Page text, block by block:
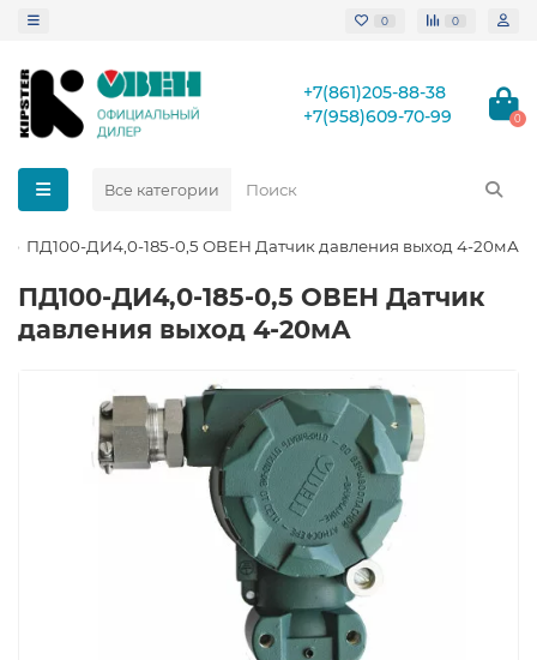
0 0
+7(861)205-88-38
+7(958)609-70-99
0
Все категории
ПД100-ДИ4,0-185-0,5 ОВЕН Датчик давления выход 4-20мА
ПД100-ДИ4,0-185-0,5 ОВЕН Датчик
давления выход 4-20мА